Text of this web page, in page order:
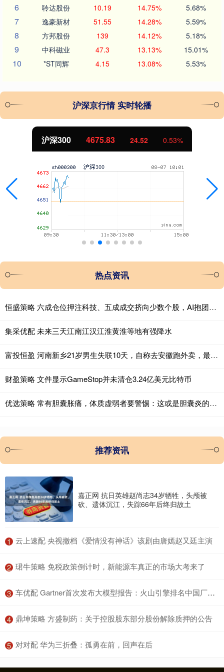
6 聆达股份 10.19 14.75% 5.68%
7 逸豪新材 51.55 14.28% 5.59%
8 方邦股份 139 14.12% 5.18%
9 中科磁业 47.3 13.13% 15.01%
10 *ST同辉 4.15 13.08% 5.53%
沪深京行情 实时轮播
北证50 1118.94 -3.93 -0.35%
热点资讯
恒盛策略 六成仓位押注科技、五成成交挤向少数个股，AI抱团行情会重演历史瓦解吗？
集采优配 未来三天江南江汉江淮黄淮等地有强降水
富投恒盈 河南新乡21岁男生失联10天，自称去安徽跑外卖，最后现身云南边境，警方已介入调查
财盈策略 文件显示GameStop并未清仓3.24亿美元比特币
优选策略 常有胆囊胀痛，体质虚弱者要警惕：这或是胆囊炎的征兆
推荐资讯
嘉正网 抗日英雄赵尚志34岁牺牲，头颅被
砍、遗体沉江，失踪66年后终归故土
1 ​云上速配 央视撤档《爱情没有神话》该剧由唐嫣赵又廷主演
2 ​珺牛策略 免税政策倒计时，新能源车真正的市场大考来了
3 ​车优配 Gartner首次发布大模型报告：火山引擎排名中国厂商第一
4 ​鼎坤策略 方盛制药：关于控股股东部分股份解除质押的公告
5 ​对对配 华为三折叠：孤勇在前，回声在后